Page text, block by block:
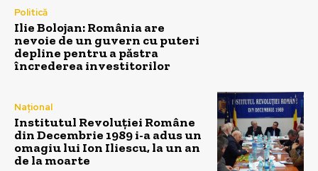
Politică
Ilie Bolojan: România are
nevoie de un guvern cu puteri
depline pentru a păstra
încrederea investitorilor
Național
Institutul Revoluției Române
din Decembrie 1989 i-a adus un
omagiu lui Ion Iliescu, la un an
de la moarte